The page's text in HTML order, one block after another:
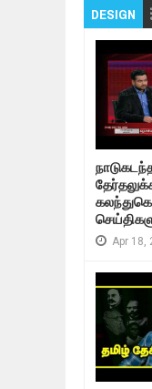
DESIGN
Apr 18,